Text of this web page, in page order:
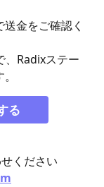
金をご確認く
、Radixステー
る
ください